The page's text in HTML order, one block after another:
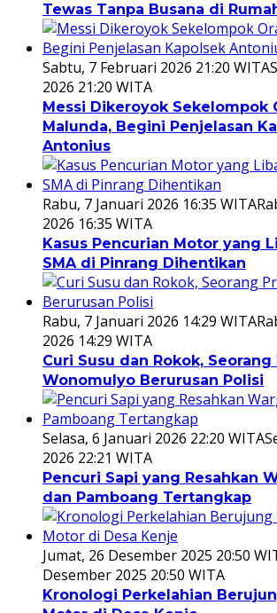
Tewas Tanpa Busana di
Sabtu, 7 Februari 2026 21:20 WITA
2026 21:20 WITA
Messi Dikeroyok Sekelompok
Malunda, Begini Penjelasan
Antonius
Rabu, 7 Januari 2026 16:35 WITA
2026 16:35 WITA
Kasus Pencurian Motor yang
SMA di Pinrang Dihentikan
Rabu, 7 Januari 2026 14:29 WITA
2026 14:29 WITA
Curi Susu dan Rokok, Seorang
Wonomulyo Berurusan Polisi
Selasa, 6 Januari 2026 22:20 WITA
2026 22:21 WITA
Pencuri Sapi yang Resahkan
dan Pamboang Tertangkap
Jumat, 26 Desember 2025 20:50
Desember 2025 20:50 WITA
Kronologi Perkelahian